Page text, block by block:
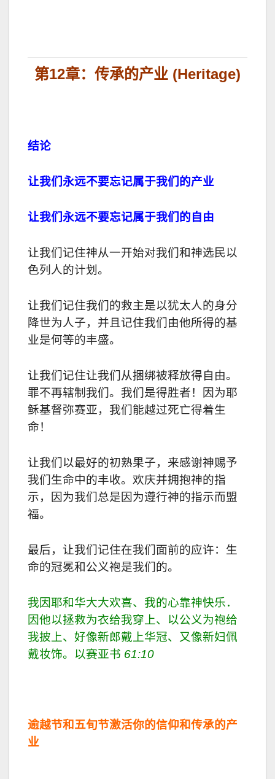
第12章： 传承的产业 (Heritage)
结论
让我们永远不要忘记属于我们的产业
让我们永远不要忘记属于我们的自由
让我们记住神从一开始对我们和神选民以
色列人的计划。
让我们记住我们的救主是以犹太人的身分
降世为人子，并且记住我们由他所得的基
业是何等的丰盛。
让我们记住让我们从捆绑被释放得自由。
罪不再辖制我们。我们是得胜者！因为耶
稣基督弥赛亚，我们能越过死亡得着生
命！
让我们以最好的初熟果子，来感谢神赐予
我们生命中的丰收。欢庆并拥抱神的指
示，因为我们总是因为遵行神的指示而盟
福。
最后，让我们记住在我们面前的应许：生
命的冠冕和公义袍是我们的。
我因耶和华大大欢喜、我的心靠神快乐．
因他以拯救为衣给我穿上、以公义为袍给
我披上、好像新郎戴上华冠、又像新妇佩
戴妆饰。以赛亚书 61:10
逾越节和五旬节激活你的信仰和传承的产
业